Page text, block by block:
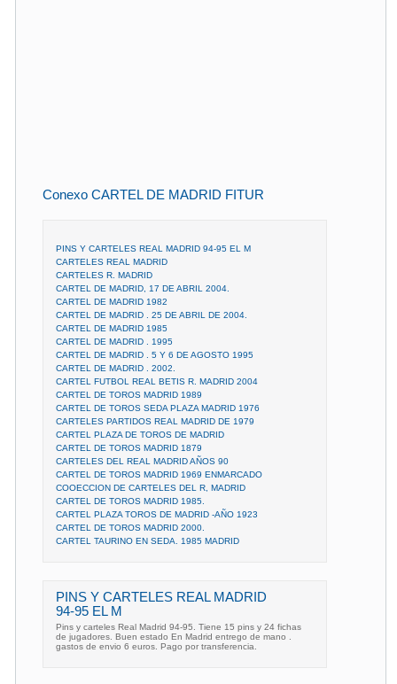
Conexo CARTEL DE MADRID FITUR
PINS Y CARTELES REAL MADRID 94-95 EL M
CARTELES REAL MADRID
CARTELES R. MADRID
CARTEL DE MADRID, 17 DE ABRIL 2004.
CARTEL DE MADRID 1982
CARTEL DE MADRID . 25 DE ABRIL DE 2004.
CARTEL DE MADRID 1985
CARTEL DE MADRID . 1995
CARTEL DE MADRID . 5 Y 6 DE AGOSTO 1995
CARTEL DE MADRID . 2002.
CARTEL FUTBOL REAL BETIS R. MADRID 2004
CARTEL DE TOROS MADRID 1989
CARTEL DE TOROS SEDA PLAZA MADRID 1976
CARTELES PARTIDOS REAL MADRID DE 1979
CARTEL PLAZA DE TOROS DE MADRID
CARTEL DE TOROS MADRID 1879
CARTELES DEL REAL MADRID AÑOS 90
CARTEL DE TOROS MADRID 1969 ENMARCADO
COOECCION DE CARTELES DEL R, MADRID
CARTEL DE TOROS MADRID 1985.
CARTEL PLAZA TOROS DE MADRID -AÑO 1923
CARTEL DE TOROS MADRID 2000.
CARTEL TAURINO EN SEDA. 1985 MADRID
PINS Y CARTELES REAL MADRID
94-95 EL M
Pins y carteles Real Madrid 94-95. Tiene 15 pins y 24 fichas
de jugadores. Buen estado En Madrid entrego de mano .
gastos de envio 6 euros. Pago por transferencia.